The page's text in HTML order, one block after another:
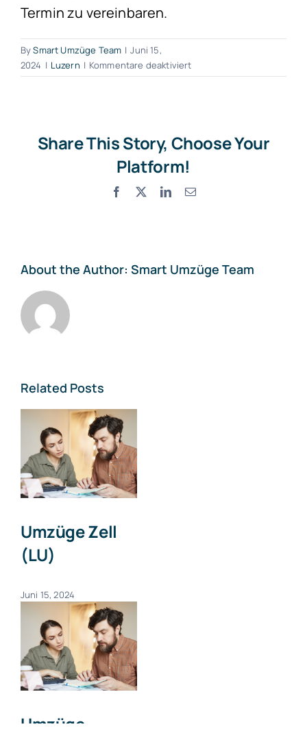
Termin zu vereinbaren.
BySmart Umzüge Team | Juni 15,
2024 | Luzern | Kommentare deaktiviertfür
Möbeltransport
Share This Story, Choose Your
Platform!
Facebook LinkedInEmail
About the Author: Smart Umzüge Team
Related Posts
Umzüge Zell
(LU)
Juni 15, 2024
Umzüge